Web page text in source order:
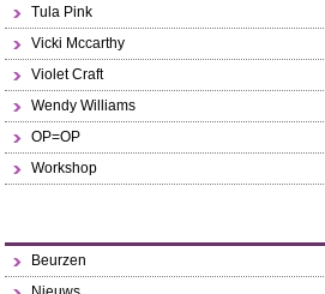
Tula Pink
Vicki Mccarthy
Violet Craft
Wendy Williams
OP=OP
Workshop
Beurzen